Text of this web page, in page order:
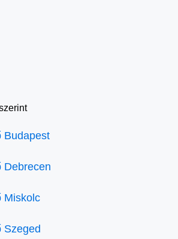
Budapest
Debrecen
Miskolc
Szeged